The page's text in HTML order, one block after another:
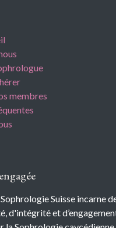
membres
Suisse incarne
d'intégrité et